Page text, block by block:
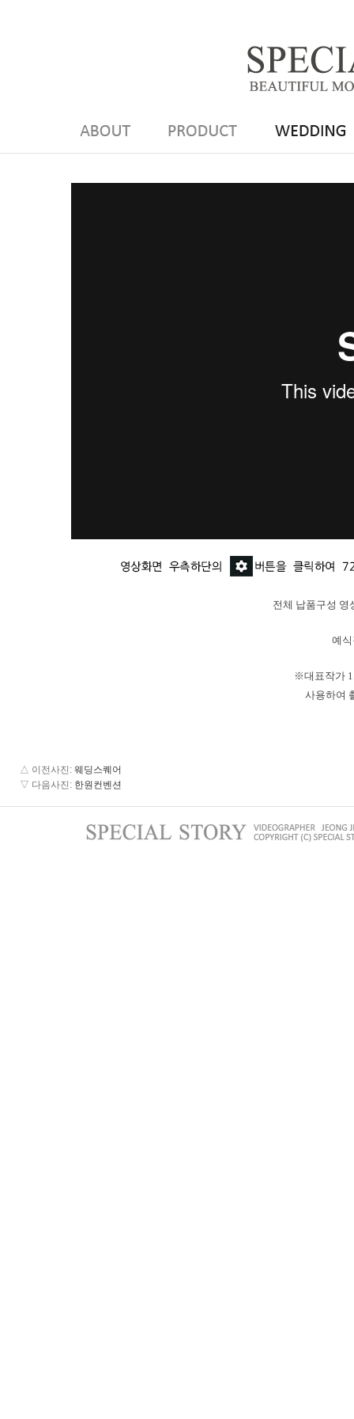
전체 납품구성 영
예
※대표작가
사용하여
△ 이전사진 : 웨딩스퀘어
▽ 다음사진 : 한원컨벤션